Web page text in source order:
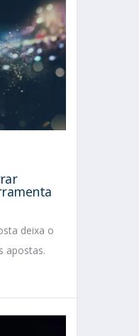
deixa o
apostas.